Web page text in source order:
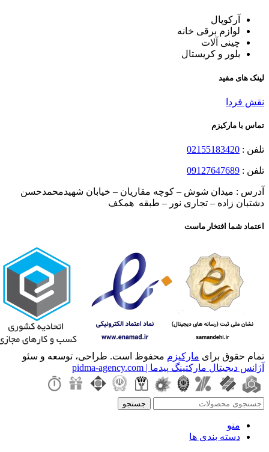
آرکوپال
لوازم برقی خانه
چینی آلات
بلور و کریستال
لینک های مفید
نقش فردا
تماس با مارکیزم
تلفن : 02155183420
تلفن : 09127647689
آدرس : میدان شوش – کوچه مقاریان – خیابان شهیدمحمدحسن
دشتبان زاده – تجاری نور – طبقه همکف
اعتماد شما افتخار ماست
تمام حقوق برای مارکیزم محفوظ است. طراحی، توسعه و سئو
آژانس دیجیتال مارکتینگ پیدما | pidma-agency.com
جستجو
منو
دسته بندی ها